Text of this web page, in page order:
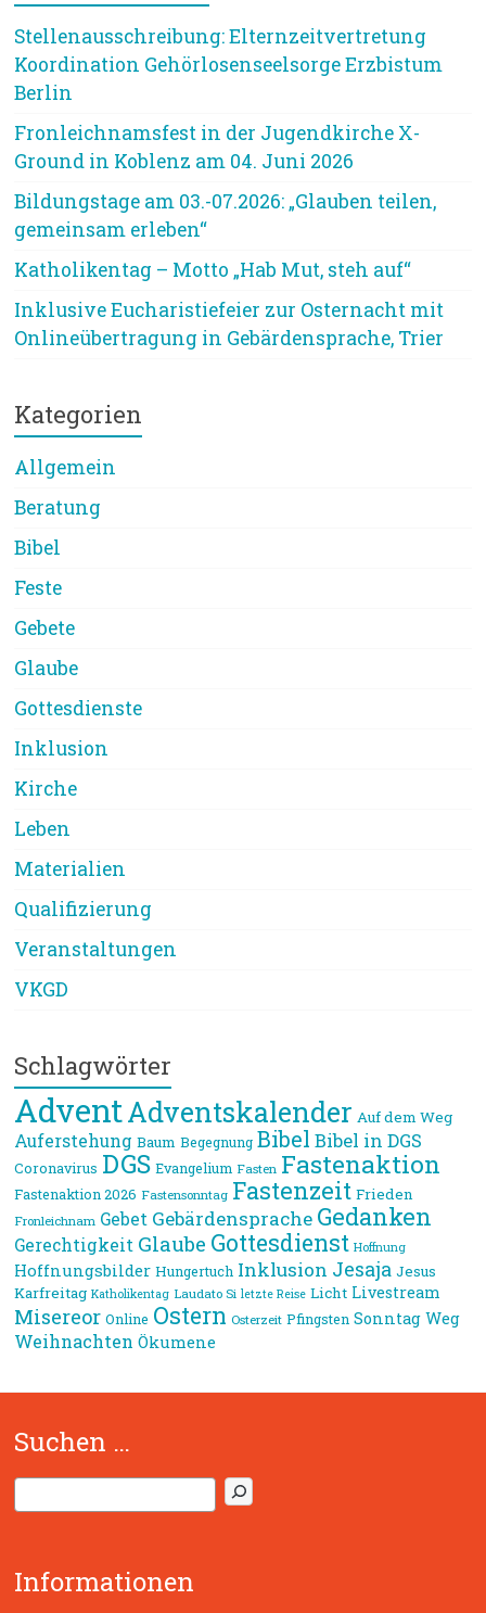
Stellenausschreibung: Elternzeitvertretung
Koordination Gehörlosenseelsorge Erzbistum
Berlin
Fronleichnamsfest in der Jugendkirche X-
Ground in Koblenz am 04. Juni 2026
Bildungstage am 03.-07.2026: „Glauben teilen,
gemeinsam erleben“
Katholikentag – Motto „Hab Mut, steh auf“
Inklusive Eucharistiefeier zur Osternacht mit
Onlineübertragung in Gebärdensprache, Trier
Kategorien
Allgemein
Beratung
Bibel
Feste
Gebete
Glaube
Gottesdienste
Inklusion
Kirche
Leben
Materialien
Qualifizierung
Veranstaltungen
VKGD
Schlagwörter
AdventAdventskalender Auf dem Weg
Auferstehung Baum Begegnung Bibel Bibel in DGS
Coronavirus DGS Evangelium Fasten Fastenaktion
Fastenaktion 2026 Fastensonntag Fastenzeit Frieden
Fronleichnam Gebet Gebärdensprache Gedanken
Gerechtigkeit Glaube Gottesdienst Hoffnung
Hoffnungsbilder Hungertuch Inklusion Jesaja Jesus
Karfreitag Katholikentag Laudato Si letzte Reise Licht Livestream
Misereor Online Ostern Osterzeit Pfingsten Sonntag Weg
Weihnachten Ökumene
Suchen …
u
e
n
Informationen